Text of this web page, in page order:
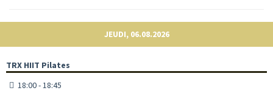
JEUDI, 06.08.2026
TRX HIIT Pilates
18:00 - 18:45